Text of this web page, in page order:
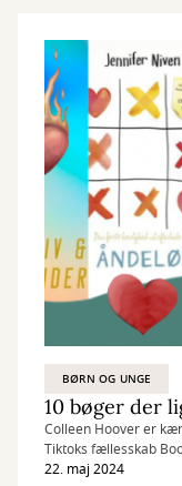
for de ca. 7-10 årige.
BØRN OG UNGE
10 bøger der
Colleen Hoover er
Tiktoks fællesskab
man læse hvis man
22. maj 2024